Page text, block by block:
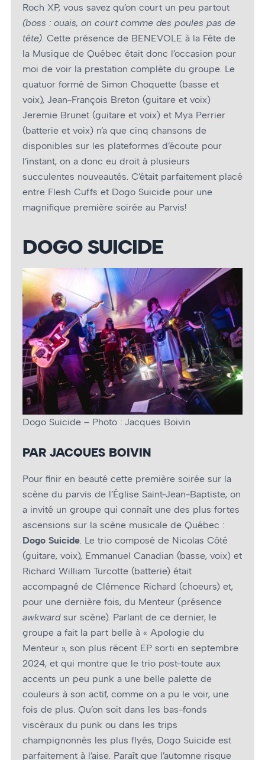
Roch XP, vous savez qu’on court un peu partout
(boss : ouais, on court comme des poules pas de
tête). Cette présence de BENEVOLE à la Fête de
la Musique de Québec était donc l’occasion pour
moi de voir la prestation complète du groupe. Le
quatuor formé de Simon Choquette (basse et
voix), Jean-François Breton (guitare et voix)
Jeremie Brunet (guitare et voix) et Mya Perrier
(batterie et voix) n’a que cinq chansons de
disponibles sur les plateformes d’écoute pour
l’instant, on a donc eu droit à plusieurs
succulentes nouveautés. C’était parfaitement placé
entre Flesh Cuffs et Dogo Suicide pour une
magnifique première soirée au Parvis!
DOGO SUICIDE
Dogo Suicide – Photo : Jacques Boivin
PAR JACQUES BOIVIN
Pour finir en beauté cette première soirée sur la
scène du parvis de l’Église Saint-Jean-Baptiste, on
a invité un groupe qui connaît une des plus fortes
ascensions sur la scène musicale de Québec :
Dogo Suicide . Le trio composé de Nicolas Côté
(guitare, voix), Emmanuel Canadian (basse, voix) et
Richard William Turcotte (batterie) était
accompagné de Clémence Richard (choeurs) et,
pour une dernière fois, du Menteur (présence
awkwardsur scène). Parlant de ce dernier, le
groupe a fait la part belle à « Apologie du
Menteur », son plus récent EP sorti en septembre
2024, et qui montre que le trio post-toute aux
accents un peu punk a une belle palette de
couleurs à son actif, comme on a pu le voir, une
fois de plus. Qu’on soit dans les bas-fonds
viscéraux du punk ou dans les trips
champignonnés les plus flyés, Dogo Suicide est
parfaitement à l’aise. Paraît que l’automne risque